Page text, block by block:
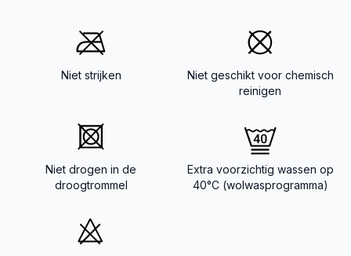
Niet strijken
Niet geschikt voor chemisch
reinigen
Niet drogen in de
droogtrommel
Extra voorzichtig wassen op
40°C (wolwasprogramma)